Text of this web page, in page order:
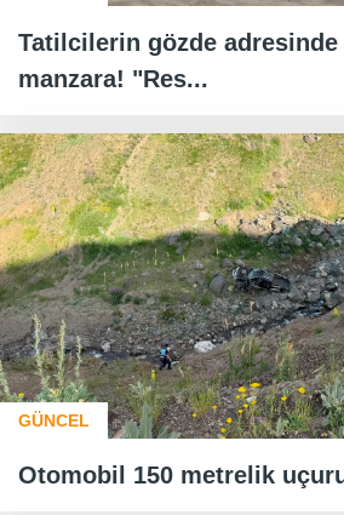
Tatilcilerin gözde
manzara! "Res...
GÜNCEL
Otomobil 150 metrelik